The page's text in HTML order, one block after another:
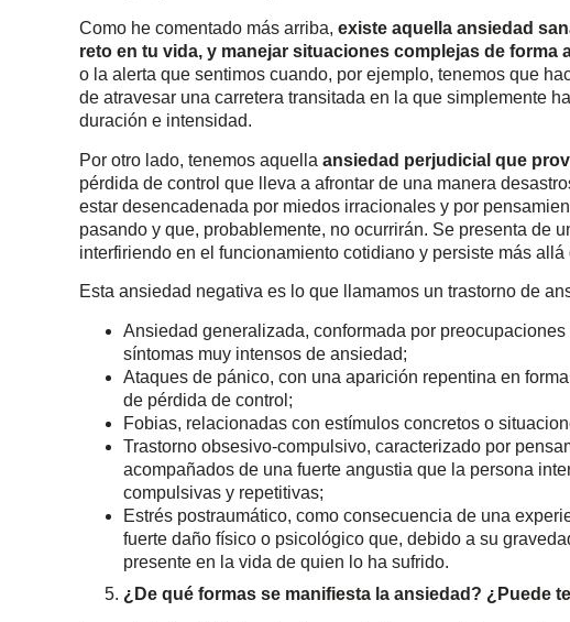
Como he comentado más arriba, existe aquella ansiedad
reto en tu vida, y manejar situaciones complejas de forma
o la alerta que sentimos cuando, por ejemplo, tenemos que
de atravesar una carretera transitada en la que simplemente
duración e intensidad.
Por otro lado, tenemos aquella ansiedad perjudicial que
pérdida de control que lleva a afrontar de una manera
estar desencadenada por miedos irracionales y por
pasando y que, probablemente, no ocurrirán. Se presenta de
interfiriendo en el funcionamiento cotidiano y persiste más
Esta ansiedad negativa es lo que llamamos un trastorno de
Ansiedad generalizada, conformada por
síntomas muy intensos de ansiedad;
Ataques de pánico, con una aparición repentina en
de pérdida de control;
Fobias, relacionadas con estímulos concretos o
Trastorno obsesivo-compulsivo, caracterizado por
acompañados de una fuerte angustia que la persona
compulsivas y repetitivas;
Estrés postraumático, como consecuencia de una
fuerte daño físico o psicológico que, debido a su
presente en la vida de quien lo ha sufrido.
¿De qué formas se manifiesta la ansiedad? ¿Puede